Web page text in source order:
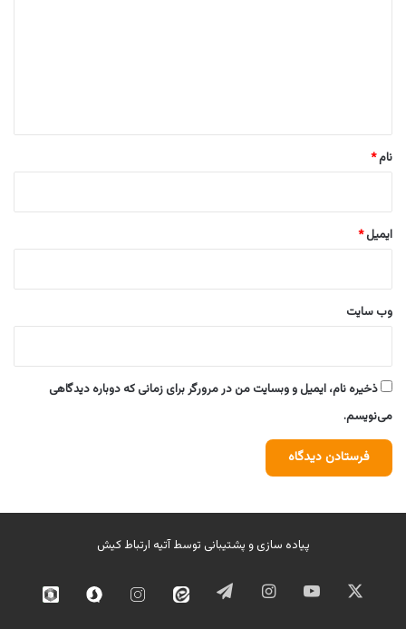
نام*
ایمیل*
وب‌ سایت
ذخیره نام، ایمیل و وبسایت من در مرورگر برای زمانی که دوباره دیدگاهی
می‌نویسم.
پیاده سازی و پشتیبانی توسطآتیه ارتباط کیش
ایکس یوتیوب اینستاگرامتلگرام ایتا
اینستاگرامسروش